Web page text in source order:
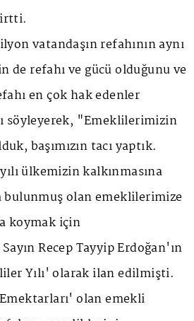
vatandaşın refahının aynı
de refahı ve gücü olduğunu ve
en çok hak edenler
söyleyerek, "Emeklilerimizin
başımızın tacı yaptık.
ülkemizin kalkınmasına
bulunmuş olan emeklilerimize
koymak için
Recep Tayyip Erdoğan'ın
Yılı' olarak ilan edilmişti.
olan emekli